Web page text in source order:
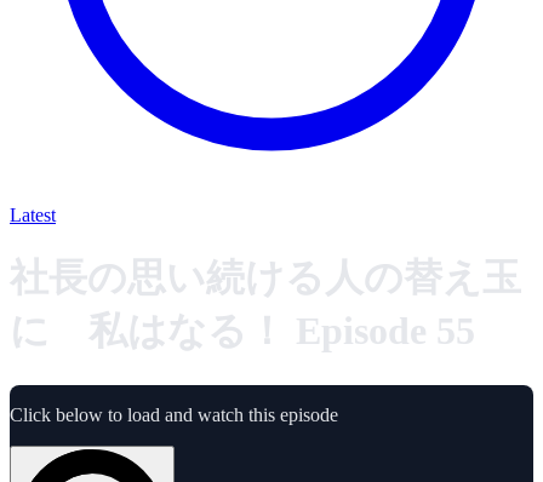
Latest
社長の思い続ける人の替え玉
に 私はなる！ Episode 55
Click below to load and watch this episode